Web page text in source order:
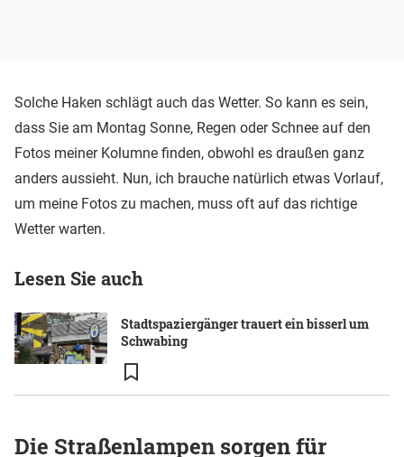
Solche Haken schlägt auch das Wetter. So kann es sein,
dass Sie am Montag Sonne, Regen oder Schnee auf den
Fotos meiner Kolumne finden, obwohl es draußen ganz
anders aussieht. Nun, ich brauche natürlich etwas Vorlauf,
um meine Fotos zu machen, muss oft auf das richtige
Wetter warten.
Lesen Sie auch
Stadtspaziergänger trauert ein bisserl um
Schwabing
Die Straßenlampen sorgen für